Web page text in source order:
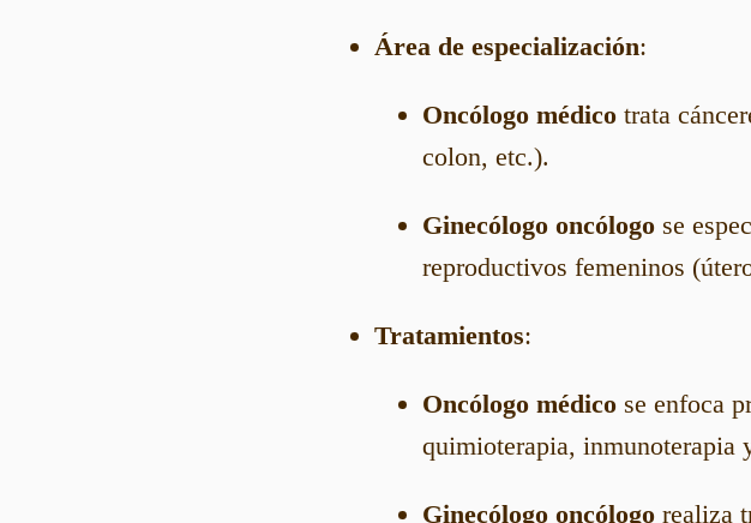
Área de especialización:
Oncólogo médico trata
colon, etc.).
Ginecólogo oncólogo se
reproductivos femeninos
Tratamientos:
Oncólogo médico se enfoca
quimioterapia, inmunoterapia
Ginecólogo oncólogo realiza